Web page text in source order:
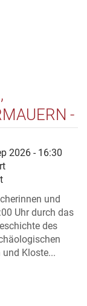
-
UND –
2026 - 16:30
und
Uhr durch das
des
Kloste...